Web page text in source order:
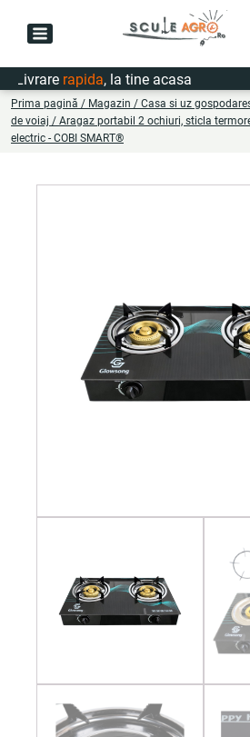
rapida, la tine acasa
Prima pagină / Magazin / Casa si uz
de voiaj / Aragaz portabil 2 ochiuri, sticla
electric - COBI SMART®